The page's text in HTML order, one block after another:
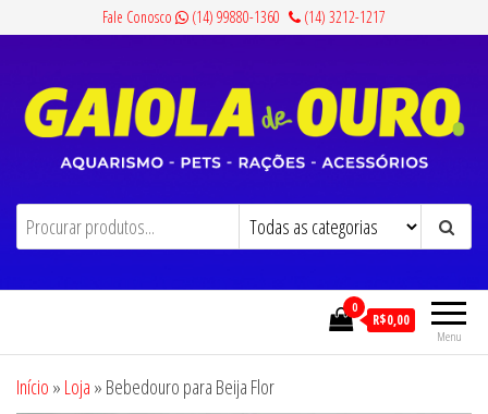
conteúdo
Fale Conosco (14) 99880-1360 (14) 3212-1217
Gaiola de Ouro Aquarismo, Pets, Rações e Acessórios
Menu
0
R$0,00
Início » Loja » Bebedouro para Beija Flor